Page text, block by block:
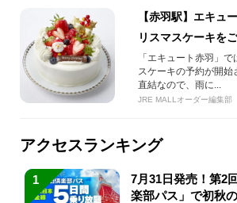
【赤羽駅】エキュ
リスマスケーキを
ットでエキナカ」で
「エキュート赤羽」
スケーキの予約が開始
直結なので、雨に...
JRE MALLオーダー編集部
アクセスランキング
1
7月31日発売！第2
楽部パス」で初秋